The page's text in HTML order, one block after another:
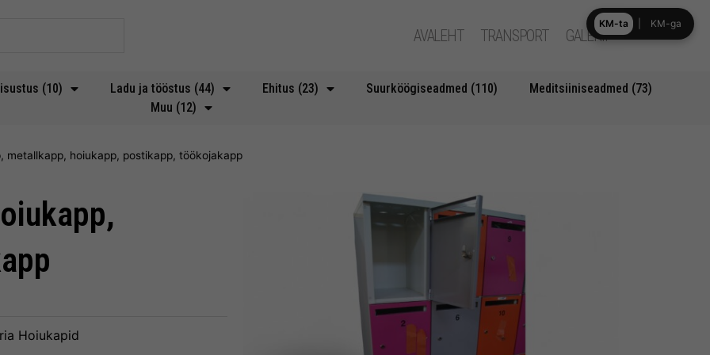
AVALEHT TRANSPORT GALERII
(10) Ladu ja tööstus (44) Ehitus (23) Suurköögiseadmed (110)
Meditsiiniseadmed (73)
Muu (12)
metallkapp, hoiukapp, postikapp, töökojakapp
Hoiukapid
KM-ta KM-ga